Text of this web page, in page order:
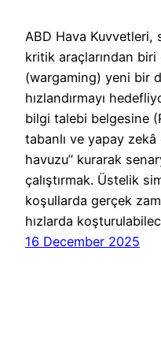
ABD Hava Kuvvetleri,
kritik araçlarından biri
(wargaming) yeni bir
hızlandırmayı
bilgi talebi belgesine
tabanlı ve yapay
havuzu” kurarak
çalıştırmak. Üstelik
koşullarda gerçek
hızlarda
16 December 2025